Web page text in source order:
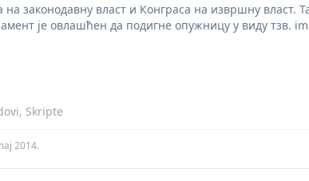
на законодавну власт и Конграса на извршну власт.
је овлашћен да подигне опужницу у виду тзв.
Skripte
2014.